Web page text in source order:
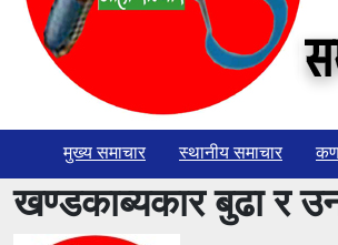
मुख्य समाचार स्थानीय समाचार
खण्डकाब्यकार बुढा र